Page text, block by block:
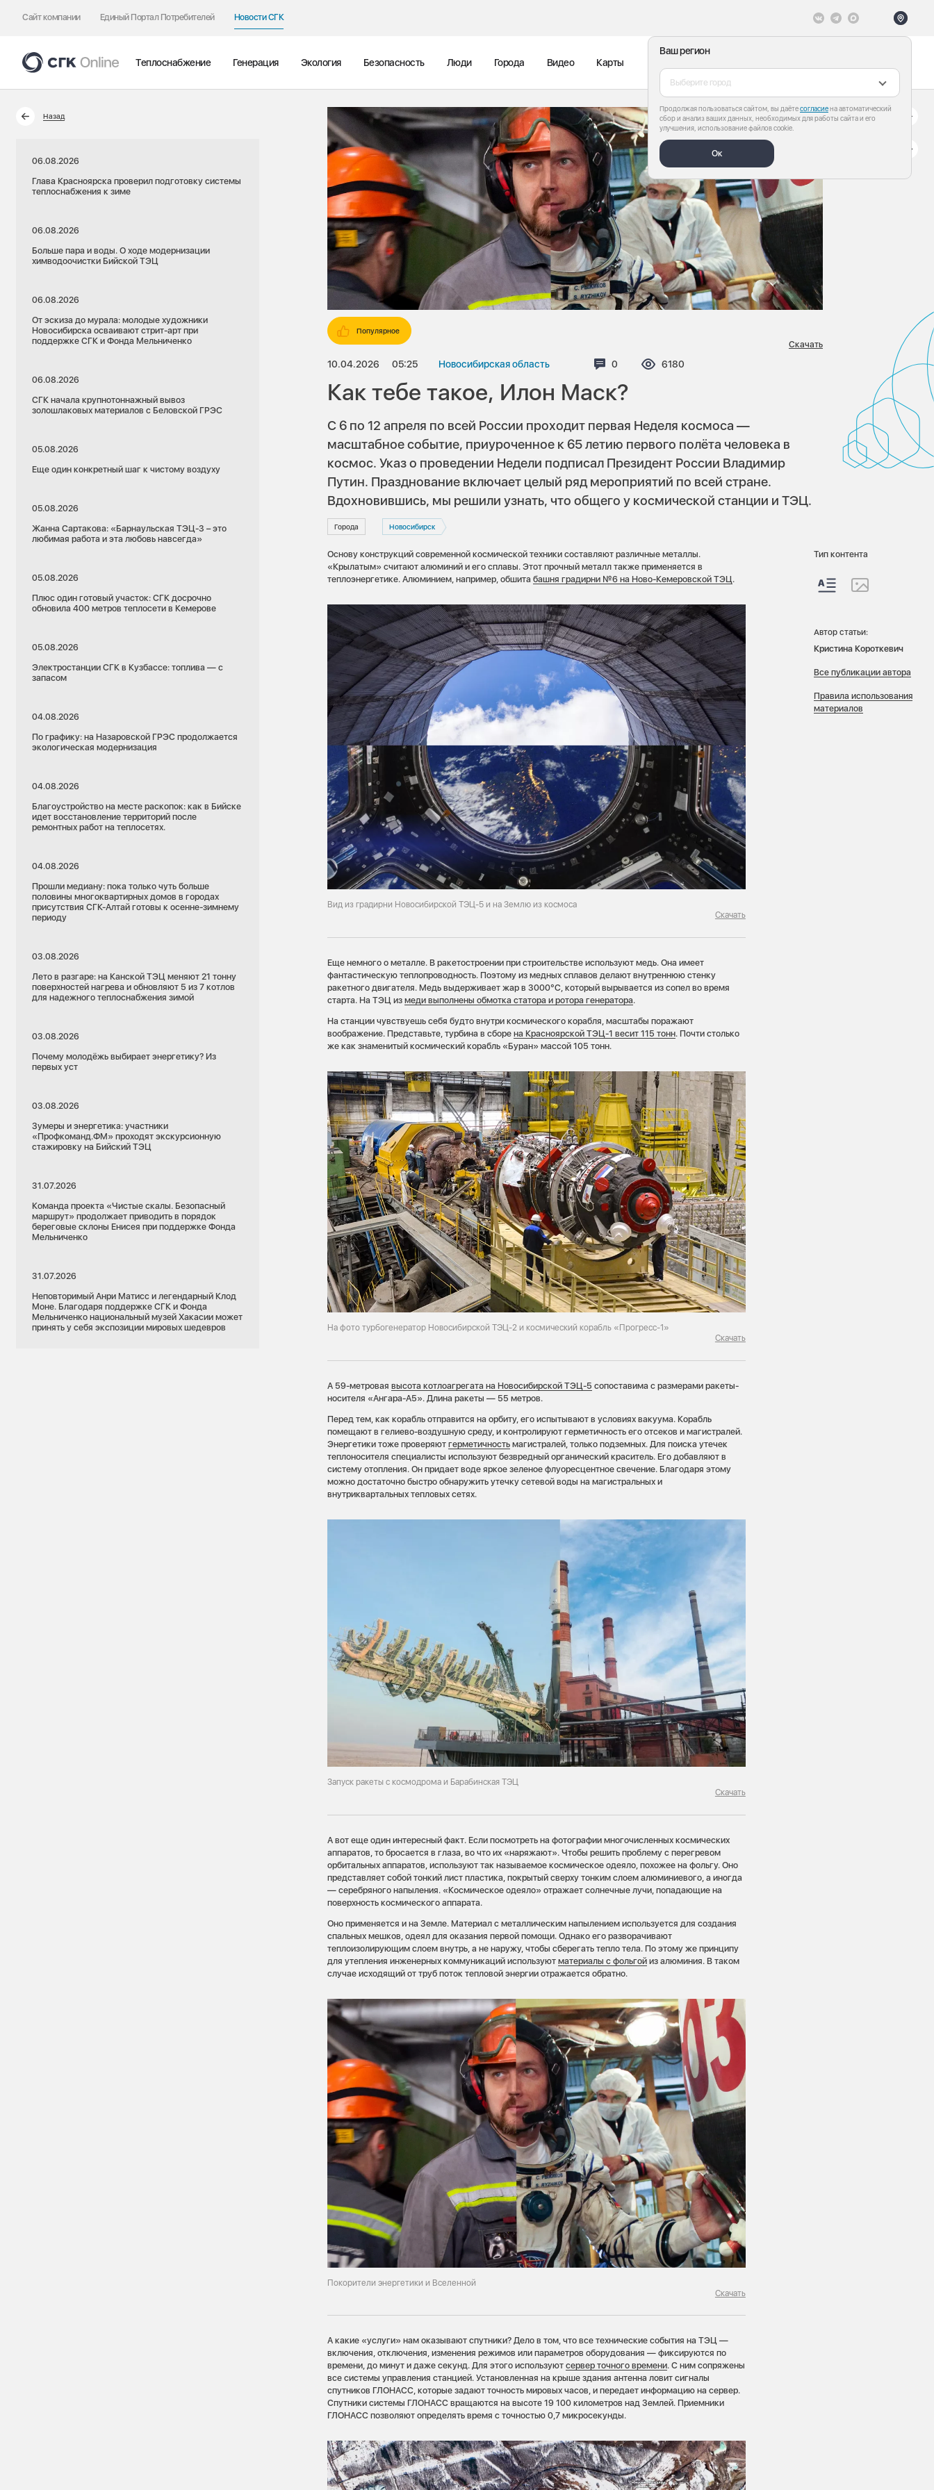
Сайт компании Единый Портал Потребителей Новости СГК
Ваш регион
Выберите город
Продолжая пользоваться сайтом, вы даётесогласиена автоматический
сбор и анализ ваших данных, необходимых для работы сайта и его
улучшения, использование файлов cookie.
Ок
Теплоснабжение Генерация Экология Безопасность Люди Города Видео Карты
Назад
06.08.2026
Глава Красноярска проверил подготовку системы
теплоснабжения к зиме
06.08.2026
Больше пара и воды. О ходе модернизации
химводоочистки Бийской ТЭЦ
06.08.2026
От эскиза до мурала: молодые художники
Новосибирска осваивают стрит-арт при
поддержке СГК и Фонда Мельниченко
06.08.2026
СГК начала крупнотоннажный вывоз
золошлаковых материалов с Беловской ГРЭС
05.08.2026
Еще один конкретный шаг к чистому воздуху
05.08.2026
Жанна Сартакова: «Барнаульская ТЭЦ-3 – это
любимая работа и эта любовь навсегда»
05.08.2026
Плюс один готовый участок: СГК досрочно
обновила 400 метров теплосети в Кемерове
05.08.2026
Электростанции СГК в Кузбассе: топлива — с
запасом
04.08.2026
По графику: на Назаровской ГРЭС продолжается
экологическая модернизация
04.08.2026
Благоустройство на месте раскопок: как в Бийске
идет восстановление территорий после
ремонтных работ на теплосетях.
04.08.2026
Прошли медиану: пока только чуть больше
половины многоквартирных домов в городах
присутствия СГК-Алтай готовы к осенне-зимнему
периоду
03.08.2026
Лето в разгаре: на Канской ТЭЦ меняют 21 тонну
поверхностей нагрева и обновляют 5 из 7 котлов
для надежного теплоснабжения зимой
03.08.2026
Почему молодёжь выбирает энергетику? Из
первых уст
03.08.2026
Зумеры и энергетика: участники
«Профкоманд.ФМ» проходят экскурсионную
стажировку на Бийский ТЭЦ
31.07.2026
Команда проекта «Чистые скалы. Безопасный
маршрут» продолжает приводить в порядок
береговые склоны Енисея при поддержке Фонда
Мельниченко
31.07.2026
Неповторимый Анри Матисс и легендарный Клод
Моне. Благодаря поддержке СГК и Фонда
Мельниченко национальный музей Хакасии может
принять у себя экспозиции мировых шедевров
Популярное
10.04.2026 05:25 Новосибирская область Комментариев:
0 Просмотров:
6180
Скачать
Как тебе такое, Илон Маск?
С 6 по 12 апреля по всей России проходит первая Неделя космоса —
масштабное событие, приуроченное к 65 летию первого полёта человека в
космос. Указ о проведении Недели подписал Президент России Владимир
Путин. Празднование включает целый ряд мероприятий по всей стране.
Вдохновившись, мы решили узнать, что общего у космической станции и ТЭЦ.
Города Новосибирск
Основу конструкций современной космической техники составляют различные металлы.
«Крылатым» считают алюминий и его сплавы. Этот прочный металл также применяется в
теплоэнергетике. Алюминием, например, обшитабашня градирни №6 на Ново-Кемеровской ТЭЦ.
Вид из градирни Новосибирской ТЭЦ-5 и на Землю из космоса
Скачать
Еще немного о металле. В ракетостроении при строительстве используют медь. Она имеет
фантастическую теплопроводность. Поэтому из медных сплавов делают внутреннюю стенку
ракетного двигателя. Медь выдерживает жар в 3000°C, который вырывается из сопел во время
старта. На ТЭЦ измеди выполнены обмотка статора и ротора генератора.
На станции чувствуешь себя будто внутри космического корабля, масштабы поражают
воображение. Представьте, турбина в сборена Красноярской ТЭЦ-1 весит 115 тонн. Почти столько
же как знаменитый космический корабль «Буран» массой 105 тонн.
На фото турбогенератор Новосибирской ТЭЦ-2 и космический корабль «Прогресс-1»
Скачать
А 59-метроваявысота котлоагрегата на Новосибирской ТЭЦ-5 сопоставима с размерами ракеты-
носителя «Ангара-А5». Длина ракеты — 55 метров.
Перед тем, как корабль отправится на орбиту, его испытывают в условиях вакуума. Корабль
помещают в гелиево-воздушную среду, и контролируют герметичность его отсеков и магистралей.
Энергетики тоже проверяютгерметичность магистралей, только подземных. Для поиска утечек
теплоносителя специалисты используют безвредный органический краситель. Его добавляют в
систему отопления. Он придает воде яркое зеленое флуоресцентное свечение. Благодаря этому
можно достаточно быстро обнаружить утечку сетевой воды на магистральных и
внутриквартальных тепловых сетях.
Запуск ракеты с космодрома и Барабинская ТЭЦ
Скачать
А вот еще один интересный факт. Если посмотреть на фотографии многочисленных космических
аппаратов, то бросается в глаза, во что их «наряжают». Чтобы решить проблему с перегревом
орбитальных аппаратов, используют так называемое космическое одеяло, похожее на фольгу. Оно
представляет собой тонкий лист пластика, покрытый сверху тонким слоем алюминиевого, а иногда
— серебряного напыления. «Космическое одеяло» отражает солнечные лучи, попадающие на
поверхность космического аппарата.
Оно применяется и на Земле. Материал с металлическим напылением используется для создания
спальных мешков, одеял для оказания первой помощи. Однако его разворачивают
теплоизолирующим слоем внутрь, а не наружу, чтобы сберегать тепло тела. По этому же принципу
для утепления инженерных коммуникаций используютматериалы с фольгой из алюминия. В таком
случае исходящий от труб поток тепловой энергии отражается обратно.
Покорители энергетики и Вселенной
Скачать
А какие «услуги» нам оказывают спутники? Дело в том, что все технические события на ТЭЦ —
включения, отключения, изменения режимов или параметров оборудования — фиксируются по
времени, до минут и даже секунд. Для этого используютсервер точного времени. С ним сопряжены
все системы управления станцией. Установленная на крыше здания антенна ловит сигналы
спутников ГЛОНАСС, которые задают точность мировых часов, и передает информацию на сервер.
Спутники системы ГЛОНАСС вращаются на высоте 19 100 километров над Землей. Приемники
ГЛОНАСС позволяют определять время с точностью 0,7 микросекунды.
Тип контента
Автор статьи:
Кристина Короткевич
Все публикации автора
Правила использования
материалов